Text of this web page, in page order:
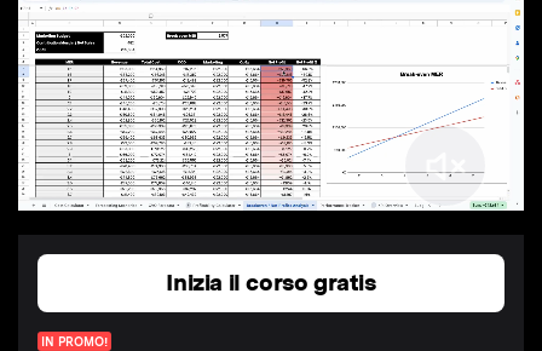
Inizia il corso gratis
IN PROMO!